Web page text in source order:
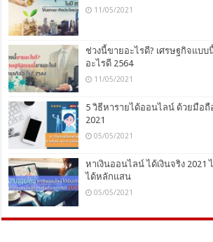
11/05/2021
ช่วงนี้ขายอะไรดี? เศรษฐกิจแบ
อะไรดี 2564
11/05/2021
5 วิธีหารายได้ออนไลน์ ด้วยมือถื
2021
05/05/2021
หาเงินออนไลน์ ได้เงินจริง 2021
ได้หลักแสน
05/05/2021